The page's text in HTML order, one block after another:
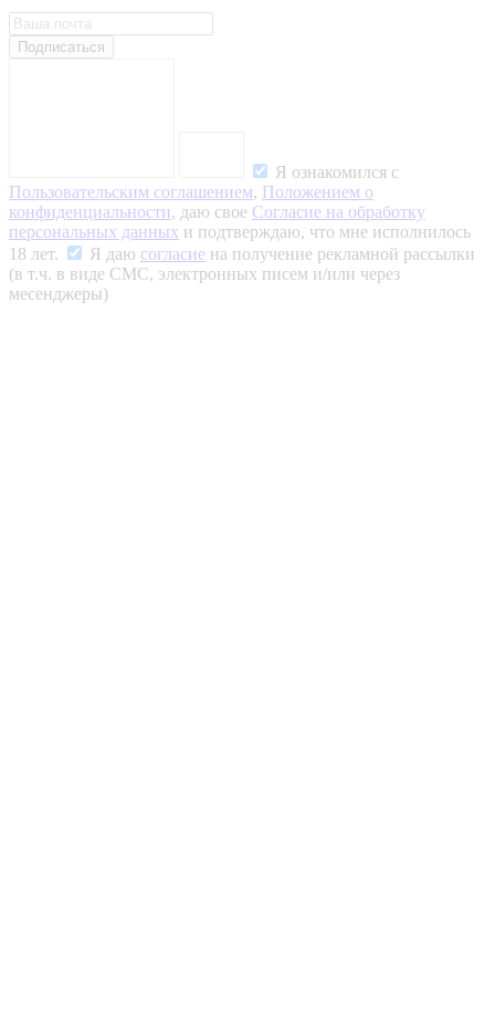
Подписаться
Я ознакомился с
Пользовательским соглашением, Положением о
конфиденциальности, даю свое Согласие на обработку
персональных данных и подтверждаю, что мне исполнилось
18 лет.
Я даю согласие на получение рекламной рассылки
(в т.ч. в виде СМС, электронных писем и/или через
месенджеры)